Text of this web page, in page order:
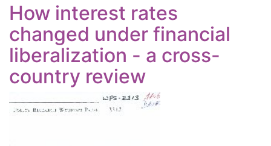
How interest rates
changed under financial
liberalization - a cross-
country review